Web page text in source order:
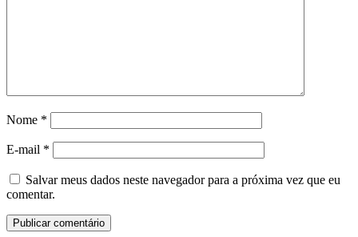
Nome *
E-mail *
Salvar meus dados neste navegador para a próxima vez que eu
comentar.